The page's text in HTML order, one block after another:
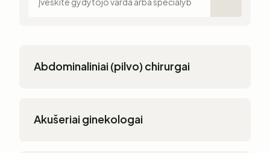
Abdominaliniai (pilvo) chirurgai
Akušeriai ginekologai